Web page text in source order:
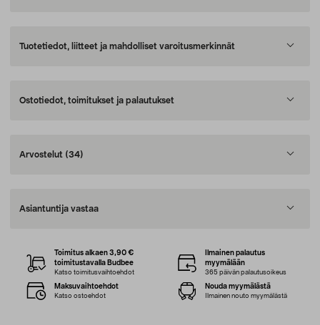
Tuotetiedot, liitteet ja mahdolliset varoitusmerkinnät
Ostotiedot, toimitukset ja palautukset
Arvostelut (34)
Asiantuntija vastaa
Toimitus alkaen 3,90 €
toimitustavalla Budbee
Katso toimitusvaihtoehdot
Ilmainen palautus
myymälään
365 päivän palautusoikeus
Maksuvaihtoehdot
Katso ostoehdot
Nouda myymälästä
Ilmainen nouto myymälästä